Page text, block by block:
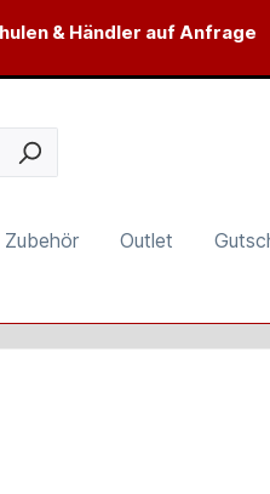
& Händler auf Anfrage
Zubehör Outlet